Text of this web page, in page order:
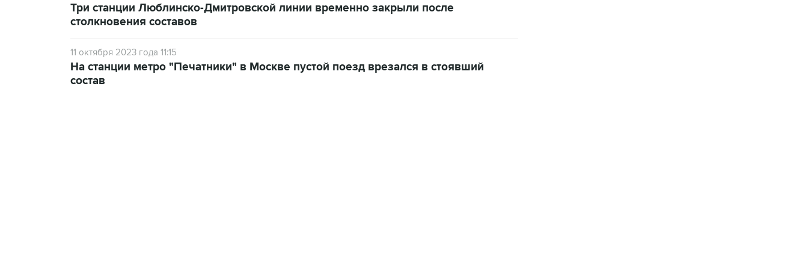
Три станции Люблинско-Дмитровской линии временно закрыли после
столкновения составов
11 октября 2023 года 11:15
На станции метро "Печатники" в Москве пустой поезд врезался в стоявший
состав